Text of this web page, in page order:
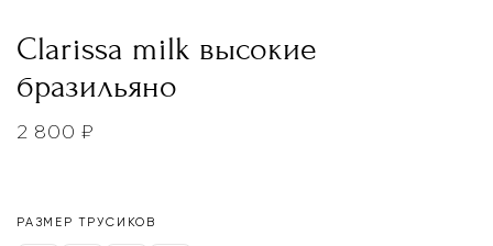
Clarissa milk высокие
бразильяно
2 800₽
РАЗМЕР ТРУСИКОВ